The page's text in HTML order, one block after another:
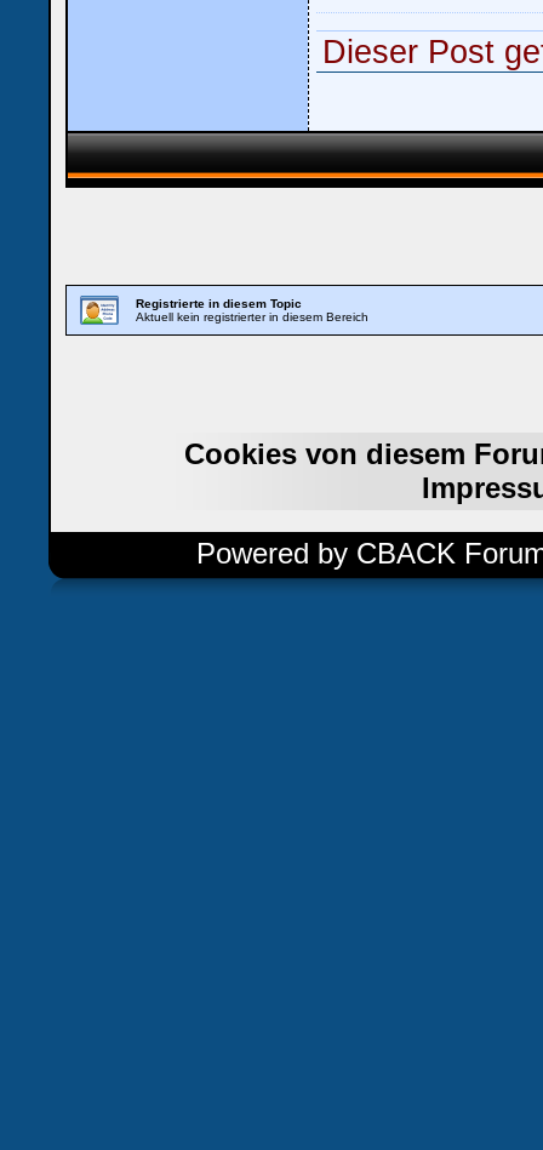
Dieser Post
Registrierte in diesem Topic
Aktuell kein registrierter in diesem Bereich
Cookies von diesem
Powered by CBACK